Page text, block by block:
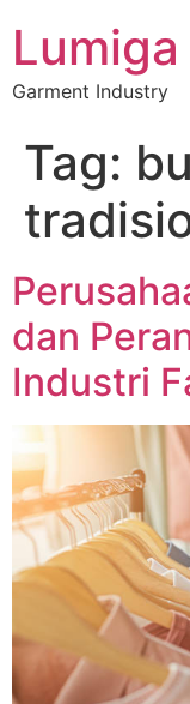
Lumiga
Garment Industry
Tag:
dan
Industri